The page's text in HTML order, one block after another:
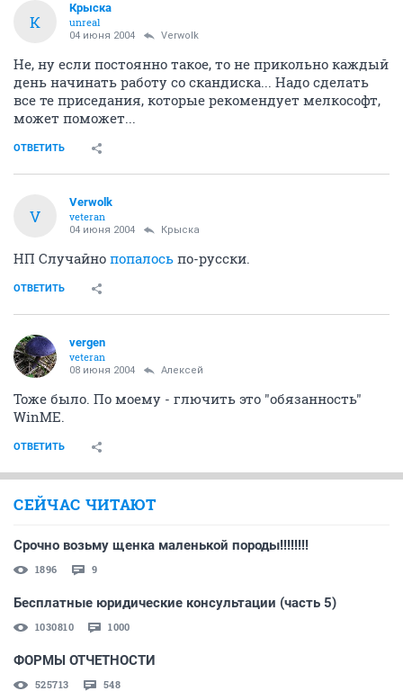
К
Крыска
unreal
04 июня 2004 Verwolk
Не, ну если постоянно такое, то не прикольно каждый
день начинать работу со скандиска... Надо сделать
все те приседания, которые рекомендует мелкософт,
может поможет...
ОТВЕТИТЬ
V
Verwolk
veteran
04 июня 2004 Крыска
НП Случайно попалось по-русски.
ОТВЕТИТЬ
vergen
veteran
08 июня 2004 Aлексей
Тоже было. По моему - глючить это "обязанность"
WinME.
ОТВЕТИТЬ
СЕЙЧАС ЧИТАЮТ
Срочно возьму щенка маленькой породы!!!!!!!!
1896 9
Бесплатные юридические консультации (часть 5)
1030810 1000
ФОРМЫ ОТЧЕТНОСТИ
525713 548